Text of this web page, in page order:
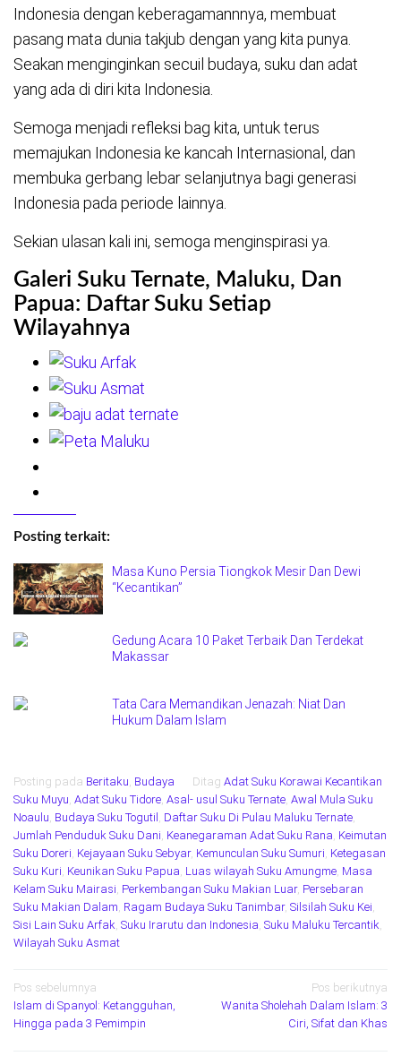
Indonesia dengan keberagamannnya, membuat
pasang mata dunia takjub dengan yang kita punya.
Seakan menginginkan secuil budaya, suku dan adat
yang ada di diri kita Indonesia.
Semoga menjadi refleksi bag kita, untuk terus
memajukan Indonesia ke kancah Internasional, dan
membuka gerbang lebar selanjutnya bagi generasi
Indonesia pada periode lainnya.
Sekian ulasan kali ini, semoga menginspirasi ya.
Galeri Suku Ternate, Maluku, Dan
Papua: Daftar Suku Setiap
Wilayahnya
Posting terkait:
Masa Kuno Persia Tiongkok Mesir Dan Dewi
“Kecantikan”
Gedung Acara 10 Paket Terbaik Dan Terdekat
Makassar
Tata Cara Memandikan Jenazah: Niat Dan
Hukum Dalam Islam
Posting pada Beritaku Budaya Ditag Adat Suku Korawai Kecantikan
Suku Muyu Adat Suku Tidore Asal- usul Suku Ternate Awal Mula Suku
Noaulu Budaya Suku Togutil Daftar Suku Di Pulau Maluku Ternate
Jumlah Penduduk Suku Dani Keanegaraman Adat Suku Rana Keimutan
Suku Doreri Kejayaan Suku Sebyar, Kemunculan Suku Sumuri Ketegasan
Suku Kuri Keunikan Suku Papua Luas wilayah Suku Amungme Masa
Kelam Suku Mairasi Perkembangan Suku Makian Luar, Persebaran
Suku Makian Dalam Ragam Budaya Suku Tanimbar, Silsilah Suku Kei
Sisi Lain Suku Arfak Suku Irarutu dan Indonesia Suku Maluku Tercantik
Wilayah Suku Asmat
Navigasi
pos
Pos sebelumnya
Islam di Spanyol: Ketangguhan,
Hingga pada 3 Pemimpin
Pos berikutnya
Wanita Sholehah Dalam Islam: 3
Ciri, Sifat dan Khas